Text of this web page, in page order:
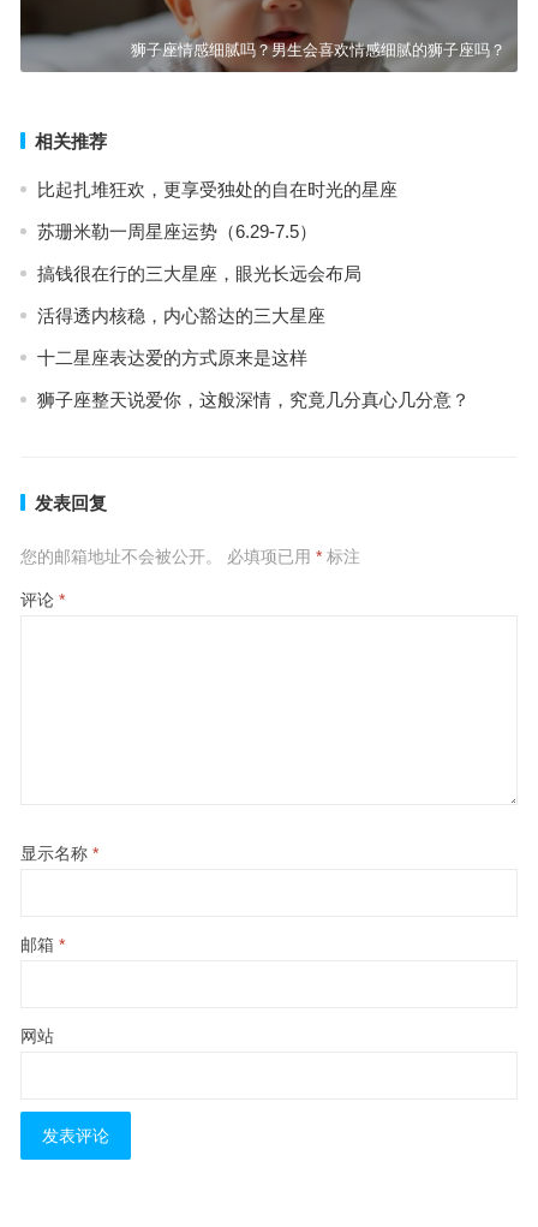
狮子座情感细腻吗？男生会喜欢情感细腻的狮子座吗？
相关推荐
比起扎堆狂欢，更享受独处的自在时光的星座
苏珊米勒一周星座运势（6.29-7.5）
搞钱很在行的三大星座，眼光长远会布局
活得透内核稳，内心豁达的三大星座
十二星座表达爱的方式原来是这样
狮子座整天说爱你，这般深情，究竟几分真心几分意？
发表回复
您的邮箱地址不会被公开。 必填项已用 *标注
评论 *
显示名称 *
邮箱 *
网站